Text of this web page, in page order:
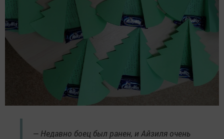
— Недавно боец был ранен, и Айзиля очень